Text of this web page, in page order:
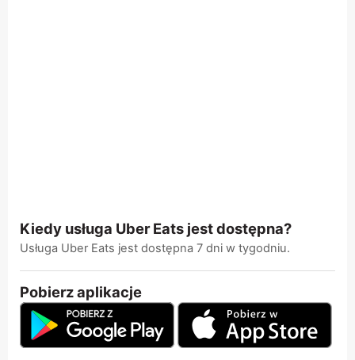
Kiedy usługa Uber Eats jest dostępna?
Usługa Uber Eats jest dostępna 7 dni w tygodniu.
Pobierz aplikacje